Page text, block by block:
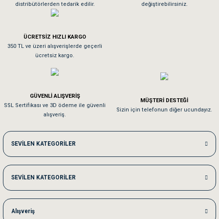
Tavşanım kafesinin kalitesine ve paketlemesine bayıldım
Sa**** On******
Kedilerim beğeniyorlar. Memnunuz. Uygun fiyatta olması iyi.
Me***** Ya******
Akşam verdiğim sipariş bir sonraki gün elime ulaştı. Jack russell köpeğim
Ka***** Ar******
Ufak bir sorun harici sorun olmadı sağolsunlar onuda hemen çözdüler
distribütörlerden tedarik edilir.
değiştirebilirsiniz.
ÜCRETSİZ HIZLI KARGO
350 TL ve üzeri alışverişlerde geçerli
ücretsiz kargo.
GÜVENLİ ALIŞVERİŞ
SSL Sertifikası ve 3D ödeme ile güvenli
alışveriş.
MÜŞTERİ DESTEĞİ
Sizin için telefonun diğer ucundayız.
SEVİLEN KATEGORİLER
SEVİLEN KATEGORİLER
Alışveriş